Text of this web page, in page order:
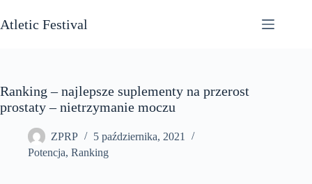
do
treści
Atletic Festival
Ranking – najlepsze suplementy na przerost
prostaty – nietrzymanie moczu
ZPRP
5 października, 2021
Potencja, Ranking